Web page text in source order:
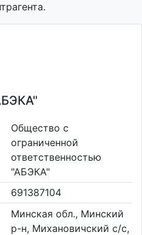
Общество с
ограниченной
ответственностью
"АБЭКА"
691387104
Минская обл., Минский
р-н, Михановичский с/с,